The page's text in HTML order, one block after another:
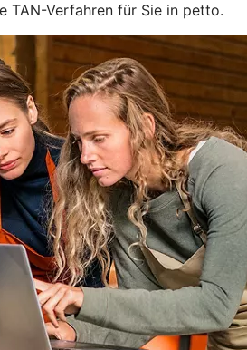
TAN-Verfahren für Sie in petto.